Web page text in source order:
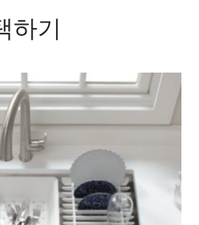
하기